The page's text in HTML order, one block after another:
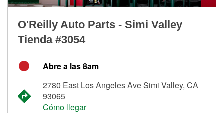
O'Reilly Auto Parts - Simi Valley
Tienda #3054
Abre a las 8am
2780 East Los Angeles Ave Simi Valley, CA
93065
Cómo llegar